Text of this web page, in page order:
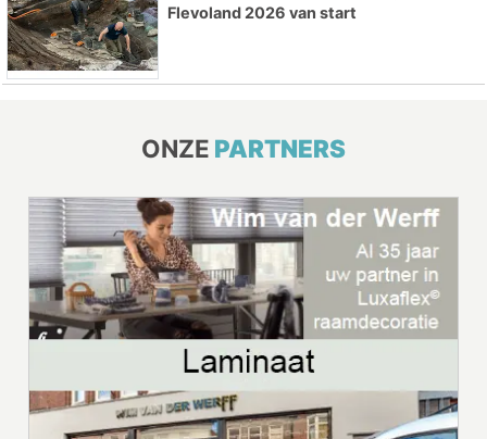
Flevoland 2026 van start
ONZE PARTNERS